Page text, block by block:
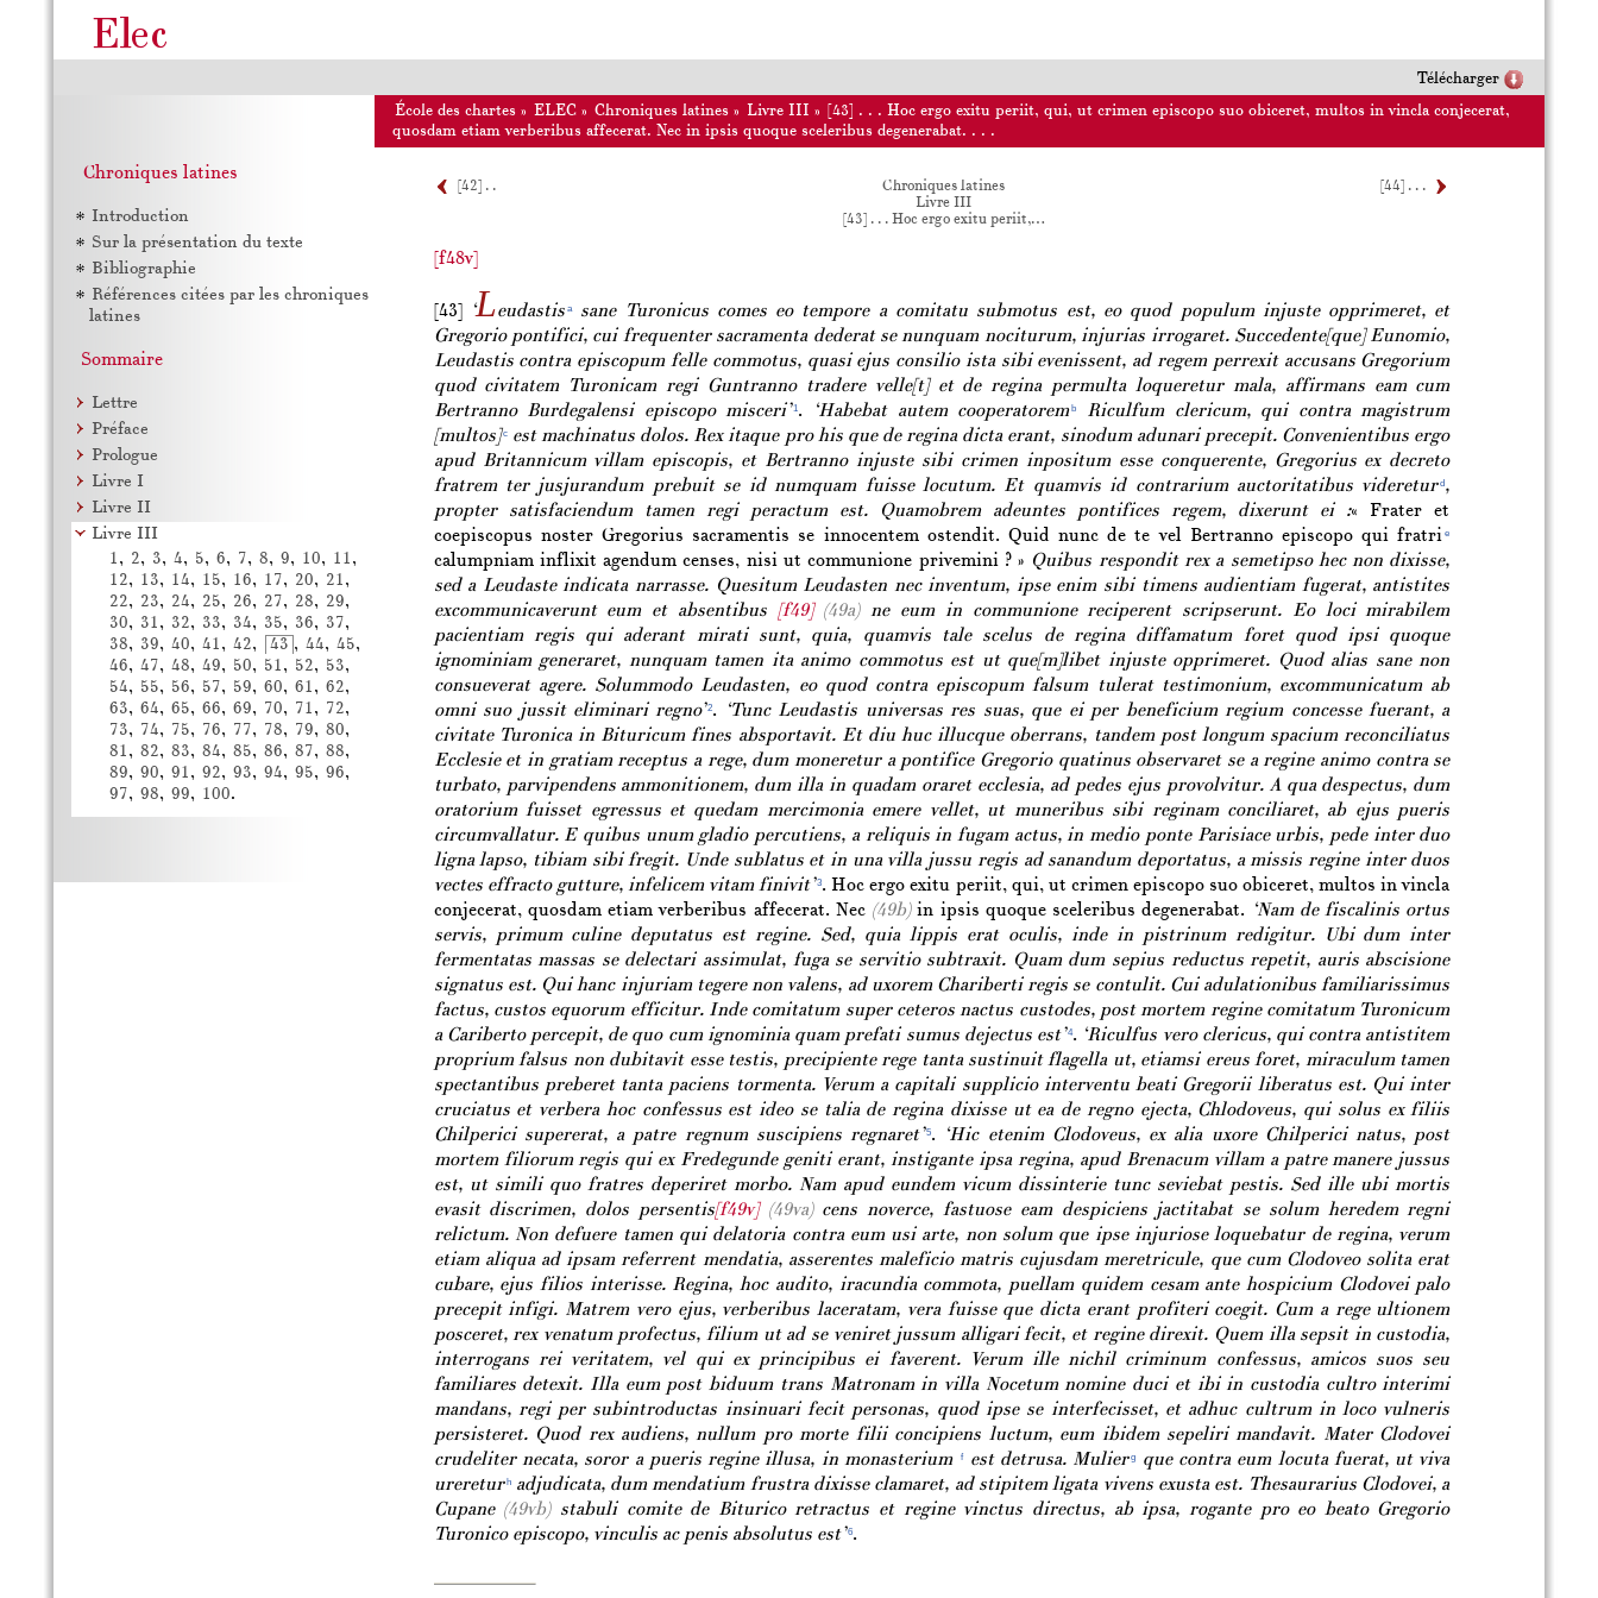
Télécharger
Chroniques latines
Introduction
Sur la présentation du texte
Bibliographie
Références citées par les chroniques
latines
Sommaire
Lettre
Préface
Prologue
Livre I
Livre II
Livre III
1 , 2, 3, 4, 5, 6, 7 , 8, 9, 10, 11 ,
12, 13, 14, 15, 16, 17 , 20, 21 ,
22, 23, 24, 25, 26, 27 , 28, 29,
30, 31 , 32, 33, 34, 35, 36, 37 ,
38, 39, 40, 41 , 42, 43 , 44, 45,
46, 47 , 48, 49, 50, 51 , 52, 53,
54, 55, 56, 57 , 59, 60, 61 , 62,
63, 64, 65, 66, 69, 70, 71 , 72,
73, 74, 75, 76, 77 , 78, 79, 80,
81 , 82, 83, 84, 85, 86, 87 , 88,
89, 90, 91 , 92, 93, 94, 95, 96,
97 , 98, 99, 100.
École des chartes » ELEC» Chroniques latines » Livre III »
[43] . . . Hoc ergo exitu periit, qui, ut crimen episcopo suo obiceret, multos in vincla conjecerat,
quosdam etiam verberibus affecerat. Nec in ipsis quoque sceleribus degenerabat. . . .
[42] . . [44] . . .
Chroniques latines
Livre III
[43] . . . Hoc ergo exitu periit,…
[f48v]
[43] ‘Leudastis asane Turonicus comes eo tempore a comitatu submotus est, eo quod populum injuste opprimeret, et
Gregorio pontifici, cui frequenter sacramenta dederat se nunquam nociturum, injurias irrogaret. Succedente[que] Eunomio,
Leudastis contra episcopum felle commotus, quasi ejus consilio ista sibi evenissent, ad regem perrexit accusans Gregorium
quod civitatem Turonicam regi Guntranno tradere velle[t] et de regina permulta loqueretur mala, affirmans eam cum
Bertranno Burdegalensi episcopo misceri’ 1 . ‘Habebat autem cooperatorem b
Riculfum clericum, qui contra magistrum
[multos] cest machinatus dolos. Rex itaque pro his que de regina dicta erant, sinodum adunari precepit. Convenientibus ergo
apud Britannicum villam episcopis, et Bertranno injuste sibi crimen inpositum esse conquerente, Gregorius ex decreto
fratrem ter jusjurandum prebuit se id numquam fuisse locutum. Et quamvis id contrarium auctoritatibus videretur d ,
propter satisfaciendum tamen regi peractum est. Quamobrem adeuntes pontifices regem, dixerunt ei :« Frater et
coepiscopus noster Gregorius sacramentis se innocentem ostendit. Quid nunc de te vel Bertranno episcopo qui fratri e
calumpniam inflixit agendum censes, nisi ut communione privemini ? » Quibus respondit rex a semetipso hec non dixisse,
sed a Leudaste indicata narrasse. Quesitum Leudasten nec inventum, ipse enim sibi timens audientiam fugerat, antistites
excommunicaverunt eum et absentibus [f49] (49a)ne eum in communione reciperent scripserunt. Eo loci mirabilem
pacientiam regis qui aderant mirati sunt, quia, quamvis tale scelus de regina diffamatum foret quod ipsi quoque
ignominiam generaret, nunquam tamen ita animo commotus est ut que[m]libet injuste opprimeret. Quod alias sane non
consueverat agere. Solummodo Leudasten, eo quod contra episcopum falsum tulerat testimonium, excommunicatum ab
omni suo jussit eliminari regno’ 2.
‘Tunc Leudastis universas res suas, que ei per beneficium regium concesse fuerant, a
civitate Turonica in Bituricum fines absportavit. Et diu huc illucque oberrans, tandem post longum spacium reconciliatus
Ecclesie et in gratiam receptus a rege, dum moneretur a pontifice Gregorio quatinus observaret se a regine animo contra se
turbato, parvipendens ammonitionem, dum illa in quadam oraret ecclesia, ad pedes ejus provolvitur. A qua despectus, dum
oratorium fuisset egressus et quedam mercimonia emere vellet, ut muneribus sibi reginam conciliaret, ab ejus pueris
circumvallatur. E quibus unum gladio percutiens, a reliquis in fugam actus, in medio ponte Parisiace urbis, pede inter duo
ligna lapso, tibiam sibi fregit. Unde sublatus et in una villa jussu regis ad sanandum deportatus, a missis regine inter duos
vectes effracto gutture, infelicem vitam finivit’ 3. Hoc ergo exitu periit, qui, ut crimen episcopo suo obiceret, multos in vincla
conjecerat, quosdam etiam verberibus affecerat. Nec (49b)in ipsis quoque sceleribus degenerabat.
‘Nam de fiscalinis ortus
servis, primum culine deputatus est regine. Sed, quia lippis erat oculis, inde in pistrinum redigitur. Ubi dum inter
fermentatas massas se delectari assimulat, fuga se servitio subtraxit. Quam dum sepius reductus repetit, auris abscisione
signatus est. Qui hanc injuriam tegere non valens, ad uxorem Chariberti regis se contulit. Cui adulationibus familiarissimus
factus, custos equorum efficitur. Inde comitatum super ceteros nactus custodes, post mortem regine comitatum Turonicum
a Cariberto percepit, de quo cum ignominia quam prefati sumus dejectus est’ 4. ‘Riculfus vero clericus, qui contra antistitem
proprium falsus non dubitavit esse testis, precipiente rege tanta sustinuit flagella ut, etiamsi ereus foret, miraculum tamen
spectantibus preberet tanta paciens tormenta. Verum a capitali supplicio interventu beati Gregorii liberatus est. Qui inter
cruciatus et verbera hoc confessus est ideo se talia de regina dixisse ut ea de regno ejecta, Chlodoveus, qui solus ex filiis
Chilperici supererat, a patre regnum suscipiens regnaret’ 5.
‘Hic etenim Clodoveus, ex alia uxore Chilperici natus, post
mortem filiorum regis qui ex Fredegunde geniti erant, instigante ipsa regina, apud Brenacum villam a patre manere jussus
est, ut simili quo fratres deperiret morbo. Nam apud eundem vicum dissinterie tunc seviebat pestis. Sed ille ubi mortis
evasit discrimen, dolos persentis[f49v] (49va) cens noverce, fastuose eam despiciens jactitabat se solum heredem regni
relictum. Non defuere tamen qui delatoria contra eum usi arte, non solum que ipse injuriose loquebatur de regina, verum
etiam aliqua ad ipsam referrent mendatia, asserentes maleficio matris cujusdam meretricule, que cum Clodoveo solita erat
cubare, ejus filios interisse. Regina, hoc audito, iracundia commota, puellam quidem cesam ante hospicium Clodovei palo
precepit infigi. Matrem vero ejus, verberibus laceratam, vera fuisse que dicta erant profiteri coegit. Cum a rege ultionem
posceret, rex venatum profectus, filium ut ad se veniret jussum alligari fecit, et regine direxit. Quem illa sepsit in custodia,
interrogans rei veritatem, vel qui ex principibus ei faverent. Verum ille nichil criminum confessus, amicos suos seu
familiares detexit. Illa eum post biduum trans Matronam in villa Nocetum nomine duci et ibi in custodia cultro interimi
mandans, regi per subintroductas insinuari fecit personas, quod ipse se interfecisset, et adhuc cultrum in loco vulneris
persisteret. Quod rex audiens, nullum pro morte filii concipiens luctum, eum ibidem sepeliri mandavit. Mater Clodovei
crudeliter necata, soror a pueris regine illusa, in monasterium
fest detrusa. Mulier g
que contra eum locuta fuerat, ut viva
ureretur hadjudicata, dum mendatium frustra dixisse clamaret, ad stipitem ligata vivens exusta est. Thesaurarius Clodovei, a
Cupane (49vb) stabuli comite de Biturico retractus et regine vinctus directus, ab ipsa, rogante pro eo beato Gregorio
Turonico episcopo, vinculis ac penis absolutus est’ 6.